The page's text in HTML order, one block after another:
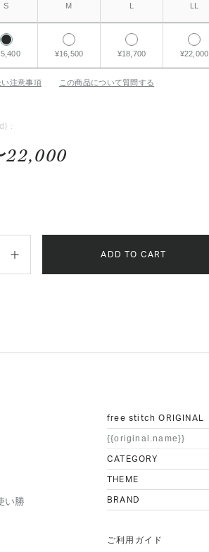
S M L LL
¥16,500 ¥18,700 ¥22,000
い注意事項 この商品について質問する
:
ADD TO CART
い勝
free stitch ORIGINAL
{{original.name}}
CATEGORY
THEME
BRAND
ご利用ガイド